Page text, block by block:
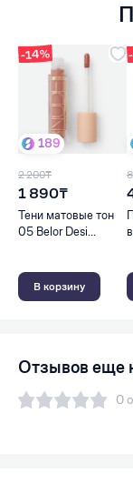
-14%
189
2 200₸
1 890₸
Тени матовые тон
05 Belor Desi...
В корзину
Отзывов еще
0